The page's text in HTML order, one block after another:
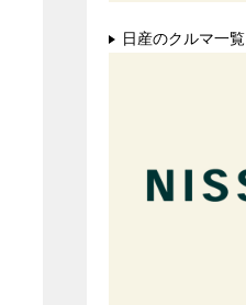
日産のクルマ一覧